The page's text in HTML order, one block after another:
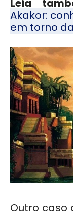
Leia
Akakor:
em torno
Outro caso